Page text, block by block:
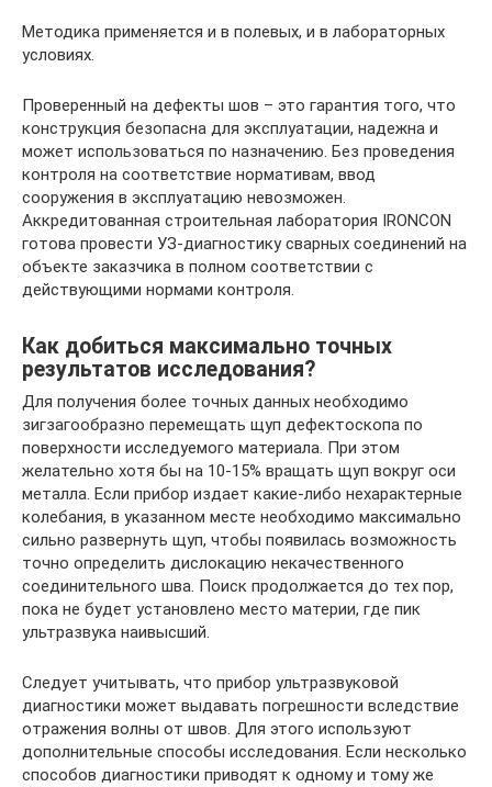
Методика применяется и в полевых, и в лабораторных
условиях.
Проверенный на дефекты шов – это гарантия того, что
конструкция безопасна для эксплуатации, надежна и
может использоваться по назначению. Без проведения
контроля на соответствие нормативам, ввод
сооружения в эксплуатацию невозможен.
Аккредитованная строительная лаборатория IRONCON
готова провести УЗ-диагностику сварных соединений на
объекте заказчика в полном соответствии с
действующими нормами контроля.
Как добиться максимально точных
результатов исследования?
Для получения более точных данных необходимо
зигзагообразно перемещать щуп дефектоскопа по
поверхности исследуемого материала. При этом
желательно хотя бы на 10-15% вращать щуп вокруг оси
металла. Если прибор издает какие-либо нехарактерные
колебания, в указанном месте необходимо максимально
сильно развернуть щуп, чтобы появилась возможность
точно определить дислокацию некачественного
соединительного шва. Поиск продолжается до тех пор,
пока не будет установлено место материи, где пик
ультразвука наивысший.
Следует учитывать, что прибор ультразвуковой
диагностики может выдавать погрешности вследствие
отражения волны от швов. Для этого используют
дополнительные способы исследования. Если несколько
способов диагностики приводят к одному и тому же